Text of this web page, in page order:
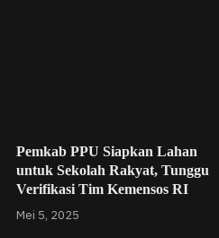
Pemkab PPU Siapkan Lahan
untuk Sekolah Rakyat, Tunggu
Verifikasi Tim Kemensos RI
Mei 5, 2025